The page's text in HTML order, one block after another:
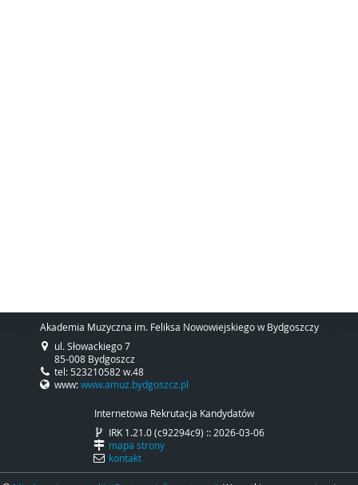
Akademia Muzyczna im. Feliksa Nowowiejskiego w Bydgoszczy
ul. Słowackiego 7
85-008 Bydgoszcz
tel: 523210582 w.48
www:www.amuz.bydgoszcz.pl
Internetowa Rekrutacja Kandydatów
IRK 1.21.0 (c92294c9) :: 2026-03-06
mapa strony
kontakt